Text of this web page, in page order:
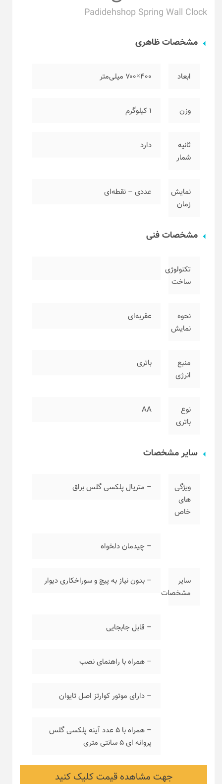
Padidehshop Spring Wall Clock
مشخصات ظاهری
ابعاد ۴۰۰×۷۰۰ میلی‌متر
وزن ۱ کیلوگرم
ثانیه
شمار
دارد
نمایش
زمان
عددی – نقطه‌ای
مشخصات فنی
تکنولوژی
ساخت
نحوه
نمایش
عقربه‌ای
منبع
انرژی
باتری
نوع
باتری
AA
سایر مشخصات
ویژگی
های
خاص
– متریال پلکسی گلس براق
– چیدمان دلخواه
سایر
مشخصات
– بدون نیاز به پیچ و سوراخکاری دیوار
– قابل جابجایی
– همراه با راهنمای نصب
– دارای موتور کوارتز اصل تایوان
– همراه با ۵ عدد آینه پلکسی گلس
پروانه ای ۵ سانتی متری
جهت مشاهده قیمت کلیک کنید